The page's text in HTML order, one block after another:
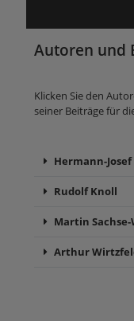
Autoren und
Klicken Sie den
seiner Beiträge für
Hermann-Josef
Rudolf Knoll
Martin
Arthur